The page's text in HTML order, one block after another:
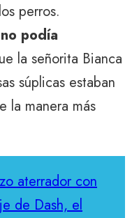
perros.
podía
la señorita Bianca
súplicas estaban
la manera más
aterrador con
de Dash, el